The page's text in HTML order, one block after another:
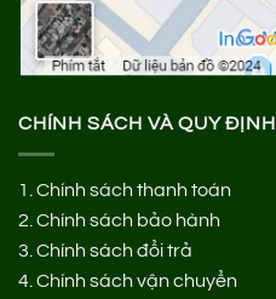
CHÍNH SÁCH VÀ QUY ĐỊNH
1. Chính sách thanh toán
2. Chính sách bảo hành
3. Chính sách đổi trả
4. Chính sách vận chuyển